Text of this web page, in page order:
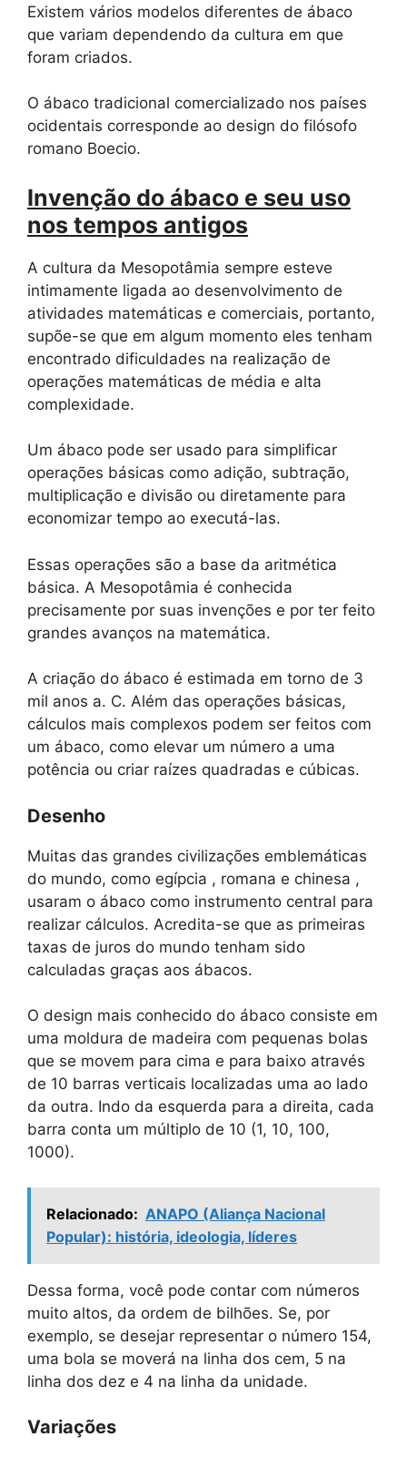
Existem vários modelos diferentes de ábaco
que variam dependendo da cultura em que
foram criados.
O ábaco tradicional comercializado nos países
ocidentais corresponde ao design do filósofo
romano Boecio.
Invenção do ábaco e seu uso
nos tempos antigos
A cultura da Mesopotâmia sempre esteve
intimamente ligada ao desenvolvimento de
atividades matemáticas e comerciais, portanto,
supõe-se que em algum momento eles tenham
encontrado dificuldades na realização de
operações matemáticas de média e alta
complexidade.
Um ábaco pode ser usado para simplificar
operações básicas como adição, subtração,
multiplicação e divisão ou diretamente para
economizar tempo ao executá-las.
Essas operações são a base da aritmética
básica. A Mesopotâmia é conhecida
precisamente por suas invenções e por ter feito
grandes avanços na matemática.
A criação do ábaco é estimada em torno de 3
mil anos a. C. Além das operações básicas,
cálculos mais complexos podem ser feitos com
um ábaco, como elevar um número a uma
potência ou criar raízes quadradas e cúbicas.
Desenho
Muitas das grandes civilizações emblemáticas
do mundo, como egípcia , romana e chinesa ,
usaram o ábaco como instrumento central para
realizar cálculos. Acredita-se que as primeiras
taxas de juros do mundo tenham sido
calculadas graças aos ábacos.
O design mais conhecido do ábaco consiste em
uma moldura de madeira com pequenas bolas
que se movem para cima e para baixo através
de 10 barras verticais localizadas uma ao lado
da outra. Indo da esquerda para a direita, cada
barra conta um múltiplo de 10 (1, 10, 100,
1000).
Relacionado: ANAPO (Aliança Nacional
Popular): história, ideologia, líderes
Dessa forma, você pode contar com números
muito altos, da ordem de bilhões. Se, por
exemplo, se desejar representar o número 154,
uma bola se moverá na linha dos cem, 5 na
linha dos dez e 4 na linha da unidade.
Variações